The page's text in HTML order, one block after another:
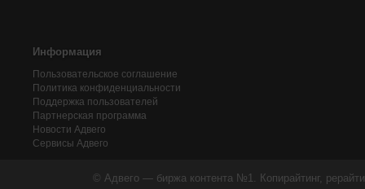
Информация
Пользовательское соглашение
Политика конфиденциальности
Поддержка пользователей
Партнерская программа
Новости Адвего
Сервисы Адвего
© Адвего — биржа контента №1. Копирайтинг,